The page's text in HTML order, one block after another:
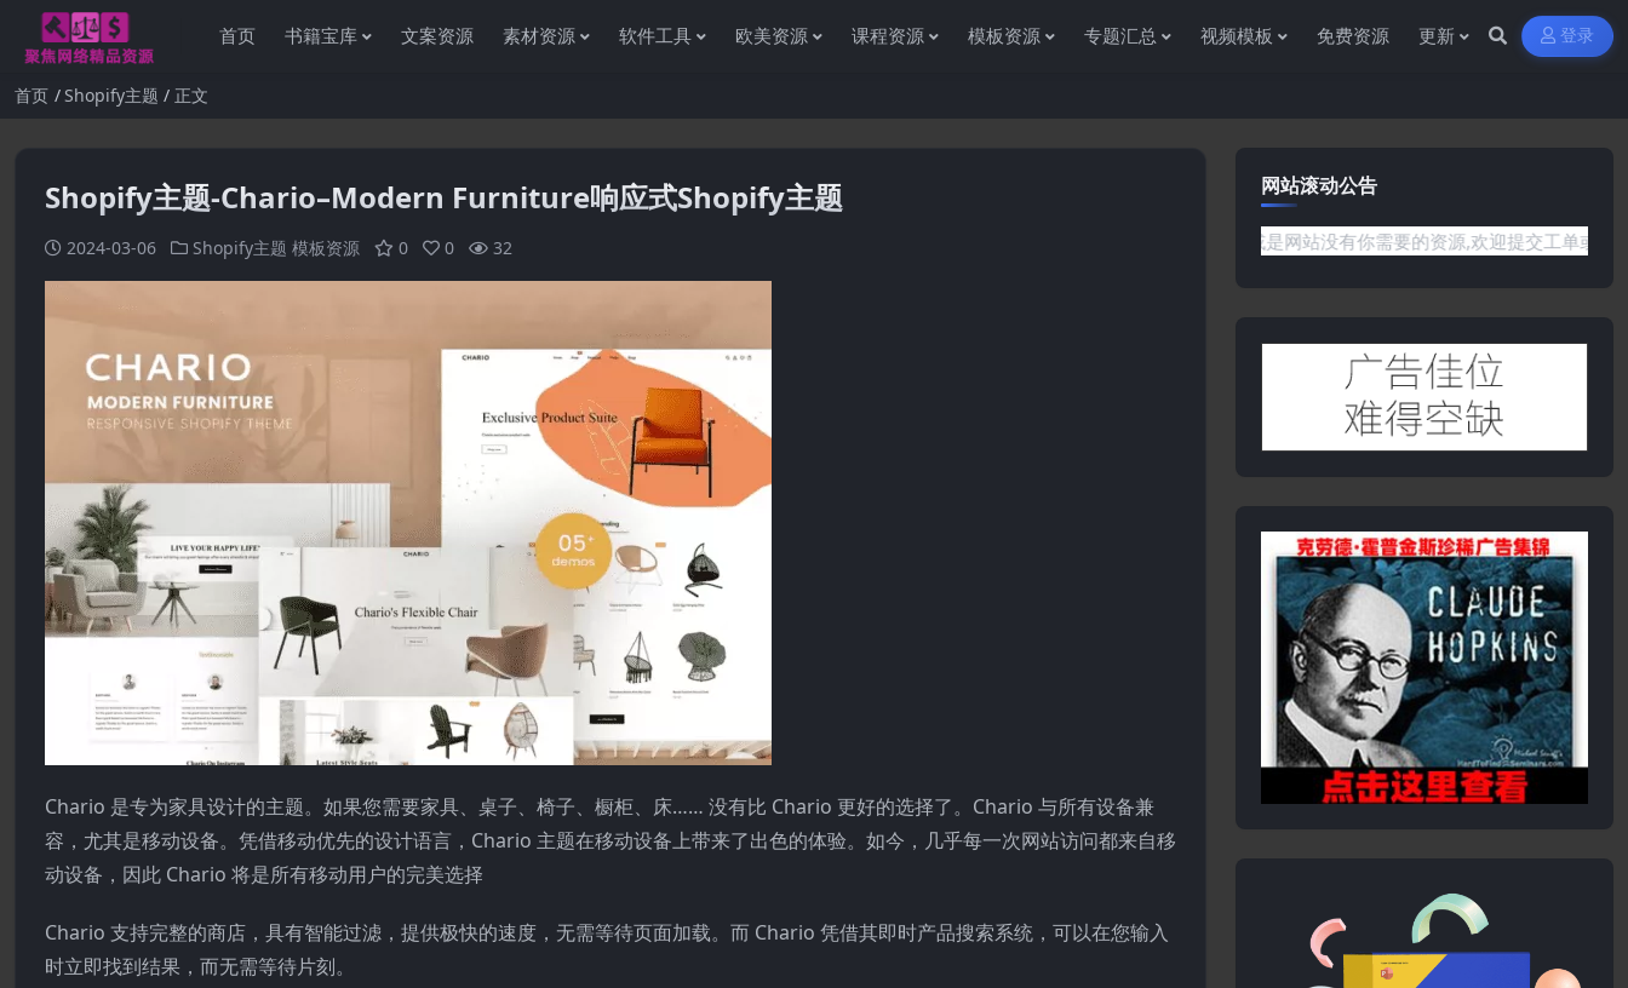
首页 书籍宝库 文案资源 素材资源 软件工具 欧美资源 课程资源 模板资源 专题汇总 视频模板 免费资源 更新 登录
首页 Shopify主题 正文
Shopify主题-Chario–Modern Furniture响应式Shopify主题
2024-03-06 Shopify主题 模板资源 0 0 32
Chario 是专为家具设计的主题。如果您需要家具、桌子、椅子、橱柜、床…… 没有比 Chario 更好的选择了。Chario 与所有设备兼
容，尤其是移动设备。凭借移动优先的设计语言，Chario 主题在移动设备上带来了出色的体验。如今，几乎每一次网站访问都来自移
动设备，因此 Chario 将是所有移动用户的完美选择
Chario 支持完整的商店，具有智能过滤，提供极快的速度，无需等待页面加载。而 Chario 凭借其即时产品搜索系统，可以在您输入
时立即找到结果，而无需等待片刻。
网站滚动公告
感谢您访问资源杂货铺获取各种信息资源!如果遇到任何问题或是网站没有你需要的资源,欢迎提交工单或是添加客服